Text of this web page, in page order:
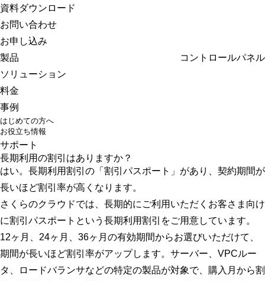
さくらのクラウド
資料ダウンロード
お問い合わせ
お申し込み
製品
ソリューション
料金
事例
はじめての方へ
お役立ち情報
サポート
コントロールパネル
長期利用の割引はありますか？
はい。長期利用割引の「割引パスポート」があり、契約期間が
長いほど割引率が高くなります。
さくらのクラウドでは、長期的にご利用いただくお客さま向け
に割引パスポート という長期利用割引をご用意しています。
12ヶ月、24ヶ月、36ヶ月の有効期間からお選びいただけて、
期間が長いほど割引率がアップします。サーバー、VPCルー
タ、ロードバランサなどの特定の製品が対象で、購入月から割